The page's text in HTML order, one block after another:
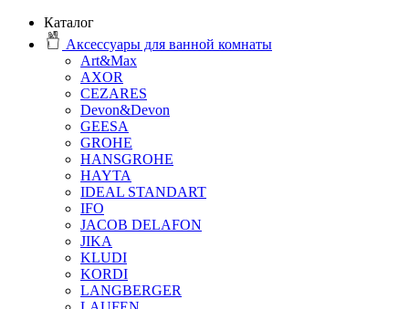
Каталог
Аксессуары для ванной комнаты
Art&Max
AXOR
CEZARES
Devon&Devon
GEESA
GROHE
HANSGROHE
HAYTA
IDEAL STANDART
IFO
JACOB DELAFON
JIKA
KLUDI
KORDI
LANGBERGER